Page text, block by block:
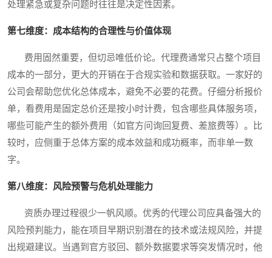
处理紧急或复杂问题时往往是决定性因素。
第七维度：成本结构的合理性与价值体现
费用固然重要，但切忌唯低价论。代理费通常只占整个项目
成本的一部分，更大的开销在于合规实验和数据获取。一家好的
公司会帮助您优化总体成本，避免不必要的花费。仔细分析报价
单，看费用是固定总价还是按小时计费，包含哪些具体服务项，
哪些可能产生的额外费用（如官方问询回复费、差旅费等）。比
较时，应侧重于总体方案的成本效益和成功概率，而非单一数
字。
第八维度：风险预警与危机处理能力
资质办理过程很少一帆风顺。优秀的代理公司应具备强大的
风险预判能力，能在项目早期识别潜在的技术或法规风险，并提
出规避建议。当遇到官方驳回、额外数据要求等突发情况时，他